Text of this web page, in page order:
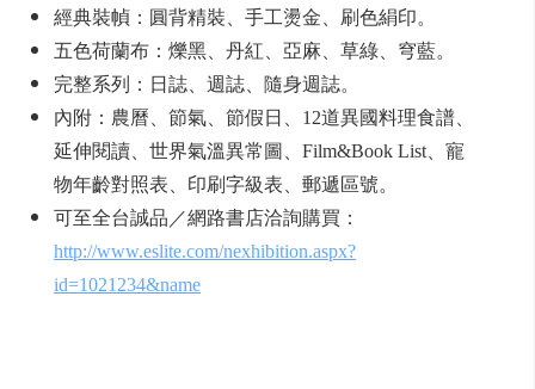
經典裝幀：圓背精裝、手工燙金、刷色絹印。
五色荷蘭布：爍黑、丹紅、亞麻、草綠、穹藍。
完整系列：日誌、週誌、隨身週誌。
內附：農曆、節氣、節假日、12道異國料理食譜、
延伸閱讀、世界氣溫異常圖、Film&Book List、寵
物年齡對照表、印刷字級表、郵遞區號。
可至全台誠品／網路書店洽詢購買：
http://www.eslite.com/nexhibition.aspx?
id=1021234&name